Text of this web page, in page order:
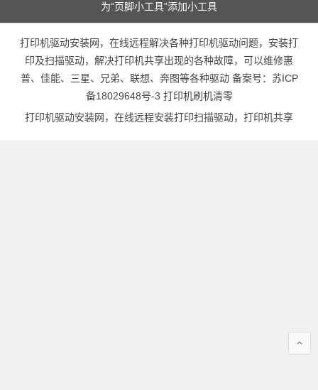
为“页脚小工具”添加小工具
打印机驱动安装网，在线远程解决各种打印机驱动问题，安装打
印及扫描驱动，解决打印机共享出现的各种故障，可以维修惠
普、佳能、三星、兄弟、联想、奔图等各种驱动 备案号： 苏ICP
备18029648号-3 打印机刷机清零
打印机驱动安装网，在线远程安装打印扫描驱动，打印机共享